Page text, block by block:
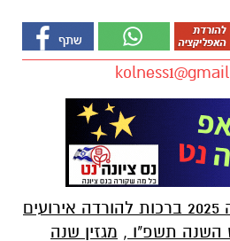
מגזין שנה חדשה 2025 ברכות להורדה אירועים
השנה תשפ"ו , מגזין שנה